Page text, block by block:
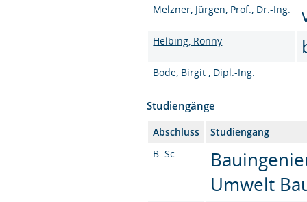
Melzner, Jürgen, Prof., Dr.-Ing.
Helbing, Ronny
Bode, Birgit , Dipl.-Ing.
Studiengänge
Abschluss
Studiengang
B. Sc.
Umwelt